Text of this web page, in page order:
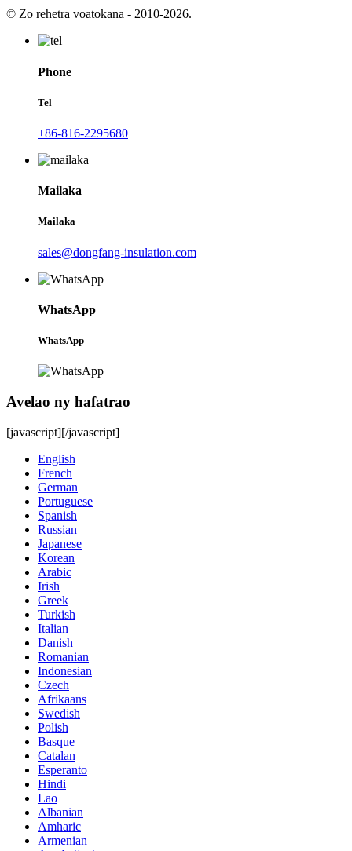
© Zo rehetra voatokana - 2010-2026.
Phone
Tel
+86-816-2295680
Mailaka
Mailaka
sales@dongfang-insulation.com
WhatsApp
WhatsApp
Avelao ny hafatrao
[javascript][/javascript]
English
French
German
Portuguese
Spanish
Russian
Japanese
Korean
Arabic
Irish
Greek
Turkish
Italian
Danish
Romanian
Indonesian
Czech
Afrikaans
Swedish
Polish
Basque
Catalan
Esperanto
Hindi
Lao
Albanian
Amharic
Armenian